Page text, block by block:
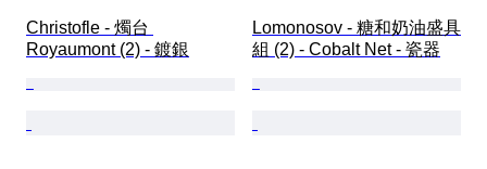
Christofle - 燭台
Royaumont (2) - 鍍銀
Lomonosov - 糖和奶油盛具
組 (2) - Cobalt Net - 瓷器